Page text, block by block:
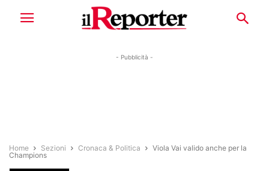
- Pubblicità -
Home Sezioni Cronaca & Politica
Viola Vai valido anche per la
Champions